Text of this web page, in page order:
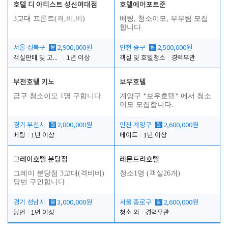
호텔 디 아티스트 성신여대점
3교대 프론트(격,비,비)
서울 성북구 월 2,900,000원
객실판매 및 고객응대
1년 이상
호텔에어포트준
베팅, 청소이모, 부부팀 모집
합니다.
인천 중구 월 2,500,000원
객실 및 호텔청소
경력무관
부천호텔 키노
급구 청소이모 1명 구합니다.
경기 부천시 월 2,800,000원
베팅
1년 이상
보우호텔
계양구 *보우호텔* 에서 청소
이모 모집합니다.
인천 계양구 월 2,600,000원
메이드
1년 이상
그레이호텔 분당점
그레이 분당점 3교대(격비비)
당번 구인합니다.
경기 성남시 월 3,000,000원
당번
1년 이상
레몬트리호텔
청소1명 (객실26개)
서울 종로구 월 2,600,000원
청소 외
경력무관